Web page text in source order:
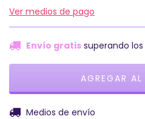
Ver medios de pago
Envío gratis superando los
Entregas para el CP:
Medios de envío